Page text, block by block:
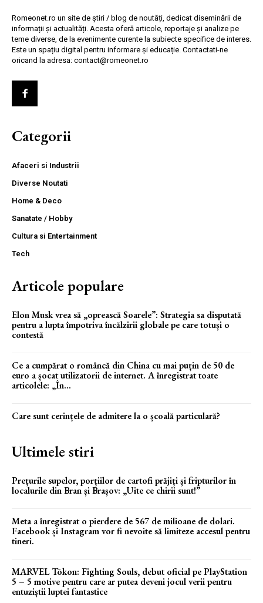
Romeonet.ro un site de știri / blog de noutăți, dedicat diseminării de
informații și actualități. Acesta oferă articole, reportaje și analize pe
teme diverse, de la evenimente curente la subiecte specifice de interes.
Este un spațiu digital pentru informare și educație. Contactati-ne
oricand la adresa: contact@romeonet.ro
Categorii
Afaceri si Industrii
Diverse Noutati
Home & Deco
Sanatate / Hobby
Cultura si Entertainment
Tech
Articole populare
Elon Musk vrea să „oprească Soarele”: Strategia sa disputată
pentru a lupta împotriva încălzirii globale pe care totuși o
contestă
Ce a cumpărat o româncă din China cu mai puțin de 50 de
euro a șocat utilizatorii de internet. A înregistrat toate
articolele: „În...
Care sunt cerințele de admitere la o școală particulară?
Ultimele stiri
Prețurile supelor, porțiilor de cartofi prăjiți și fripturilor în
localurile din Bran și Brașov: „Uite ce chirii sunt!”
Meta a înregistrat o pierdere de 567 de milioane de dolari.
Facebook și Instagram vor fi nevoite să limiteze accesul pentru
tineri.
MARVEL Tōkon: Fighting Souls, debut oficial pe PlayStation
5 – 5 motive pentru care ar putea deveni jocul verii pentru
entuziștii luptei fantastice